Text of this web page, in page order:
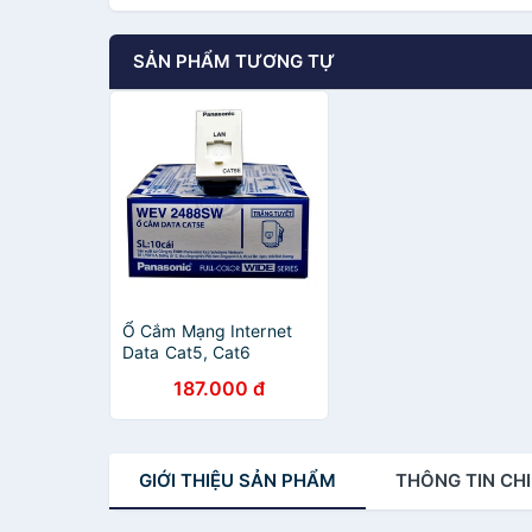
SẢN PHẨM TƯƠNG TỰ
Ổ Cắm Mạng Internet
Data Cat5, Cat6
(Chính hãng)
187.000 đ
GIỚI THIỆU SẢN PHẨM THÔNG TIN